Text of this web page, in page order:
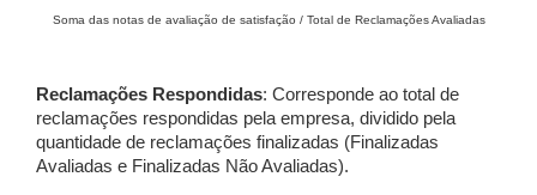
Soma das notas de avaliação de satisfação / Total de Reclamações Avaliadas
Reclamações Respondidas: Corresponde ao total de
reclamações respondidas pela empresa, dividido pela
quantidade de reclamações finalizadas (Finalizadas
Avaliadas e Finalizadas Não Avaliadas).